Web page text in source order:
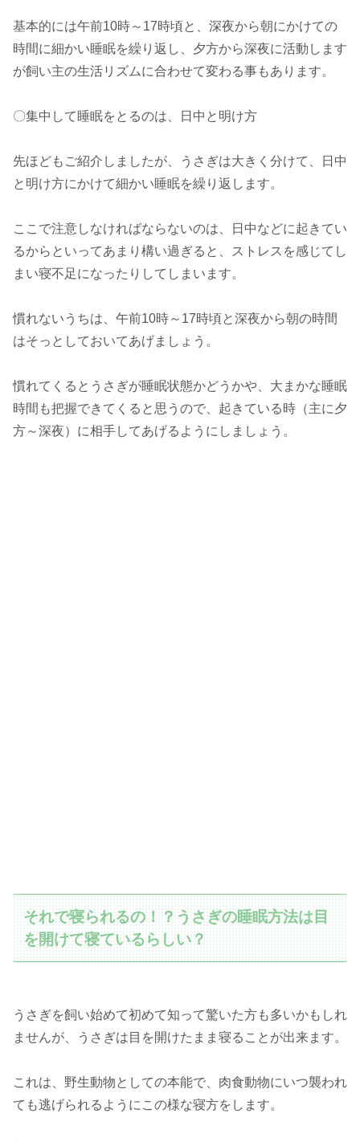
基本的には午前10時～17時頃と、深夜から朝にかけての
時間に細かい睡眠を繰り返し、夕方から深夜に活動します
が飼い主の生活リズムに合わせて変わる事もあります。
〇集中して睡眠をとるのは、日中と明け方
先ほどもご紹介しましたが、うさぎは大きく分けて、日中
と明け方にかけて細かい睡眠を繰り返します。
ここで注意しなければならないのは、日中などに起きてい
るからといってあまり構い過ぎると、ストレスを感じてし
まい寝不足になったりしてしまいます。
慣れないうちは、午前10時～17時頃と深夜から朝の時間
はそっとしておいてあげましょう。
慣れてくるとうさぎが睡眠状態かどうかや、大まかな睡眠
時間も把握できてくると思うので、起きている時（主に夕
方～深夜）に相手してあげるようにしましょう。
それで寝られるの！？うさぎの睡眠方法は目
を開けて寝ているらしい？
うさぎを飼い始めて初めて知って驚いた方も多いかもしれ
ませんが、うさぎは目を開けたまま寝ることが出来ます。
これは、野生動物としての本能で、肉食動物にいつ襲われ
ても逃げられるようにこの様な寝方をします。